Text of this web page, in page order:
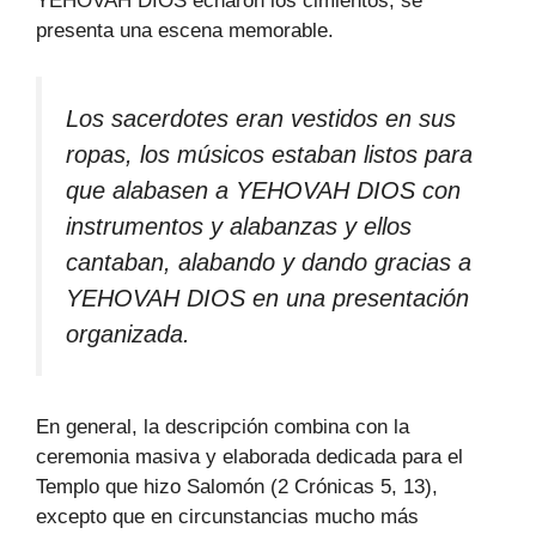
presenta una escena memorable.
Los sacerdotes eran vestidos en sus
ropas, los músicos estaban listos para
que alabasen a YEHOVAH DIOS con
instrumentos y alabanzas y ellos
cantaban, alabando y dando gracias a
YEHOVAH DIOS en una presentación
organizada.
En general, la descripción combina con la
ceremonia masiva y elaborada dedicada para el
Templo que hizo Salomón (2 Crónicas 5, 13),
excepto que en circunstancias mucho más